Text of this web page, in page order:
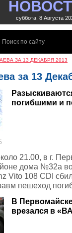
суббота, 8 Августа
ЗА 13 ДЕКАБРЯ 2013
за 13
погибшими и
21.00, в г.
дома №32а
Vito 108 CDI
пешеход
В
врезался в